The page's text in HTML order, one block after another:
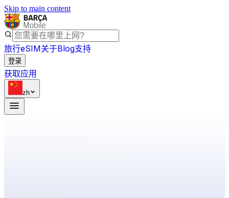
Skip to main content
旅行eSIM关于Blog支持
登录
获取应用
zh